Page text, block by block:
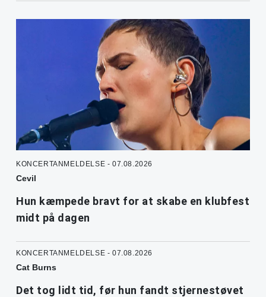
KONCERTANMELDELSE - 07.08.2026
Cevil
Hun kæmpede bravt for at skabe en klubfest
midt på dagen
KONCERTANMELDELSE - 07.08.2026
Cat Burns
Det tog lidt tid, før hun fandt stjernestøvet